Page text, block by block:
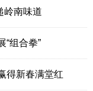
岭南味道
“组合拳”
得新春满堂红